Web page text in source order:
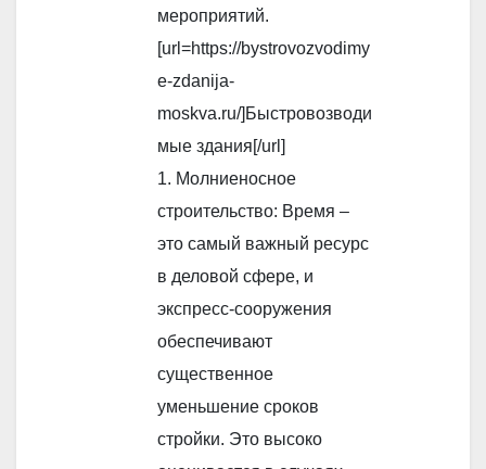
мероприятий.
[url=https://bystrovozvodimy
e-zdanija-
moskva.ru/]Быстровозводи
мые здания[/url]
1. Молниеносное
строительство: Время –
это самый важный ресурс
в деловой сфере, и
экспресс-сооружения
обеспечивают
существенное
уменьшение сроков
стройки. Это высоко